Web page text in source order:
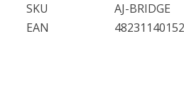
SKU
AJ-BRIDGE
EAN